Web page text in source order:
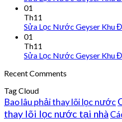
01
Th11
Sửa Lọc Nước Geyser Khu
01
Th11
Sửa Lọc Nước Geyser Khu
Recent Comments
Tag Cloud
Bao lâu phải thay lõi lọc nước
thay lõi lọc nước tại nhà